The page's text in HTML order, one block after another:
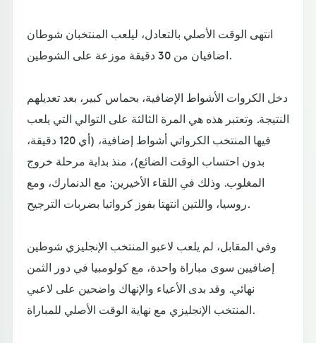
انتهى الوقت الأصلي بالتعادل، ليلعب المنتخبان شوطان
اضافيان من 30 دقيقة موزعة على الشوطين.
دخل الكروات الأشواط الإضافية، بحماس كبير، بعد تعديلهم
النتيجة. وتعتبر هذه هي المرة الثالثة على التوالي التي يلعب
فيها المنتخب الكرواتي أشواط إضافية، (أي 120 دقيقة،
بدون احتساب الوقت الضائع)، منذ بداية مرحلة خروج
المغلوب. وذلك في اللقاء الأخيرين: مع الدنمارك، ومع
روسيا، واللتين انتهتا بفوز كرواتيا بضربات الترجيح.
وفي المقابل، لم يلعب لاعبو المنتخب الإنجليزي شوطين
إضافيين سوى مباراة واحدة، مع كولومبيا في دور الثمن
نهائي. وقد بدى الأعياء والإنهاك واضحين على لاعبي
المنتخب الإنجليزي مع نهاية الوقت الأصلي للمباراة.